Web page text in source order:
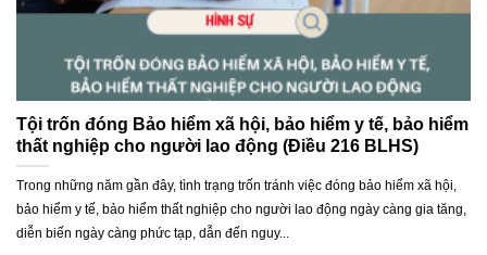
Tội trốn đóng Bảo hiểm xã hội, bảo hiểm y tế, bảo hiểm
thất nghiệp cho người lao động (Điều 216 BLHS)
Trong những năm gần đây, tình trạng trốn tránh việc đóng bảo hiểm xã hội,
bảo hiểm y tế, bảo hiểm thất nghiệp cho người lao động ngày càng gia tăng,
diễn biến ngày càng phức tạp, dẫn đến nguy...